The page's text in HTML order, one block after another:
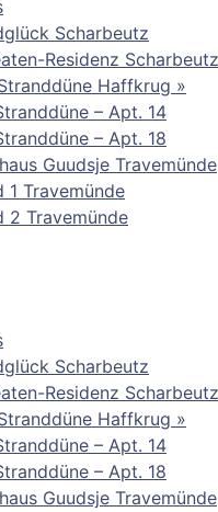
Scharbeutz
Residenz Scharbeutz
Haffkrug »
– Apt. 14
– Apt. 18
Guudsje Travemünde
1 Travemünde
2 Travemünde
Scharbeutz
Residenz Scharbeutz
Haffkrug »
– Apt. 14
– Apt. 18
Guudsje Travemünde